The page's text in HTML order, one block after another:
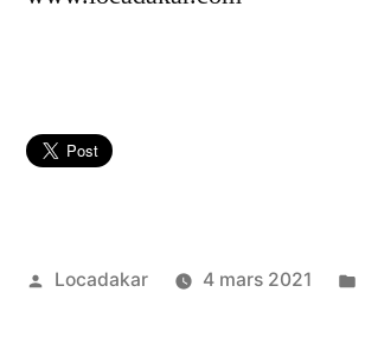
Publié
Locadakar 4 mars 2021